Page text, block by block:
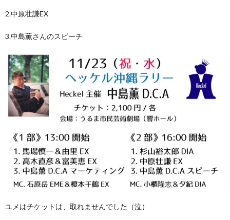
2.中原壮謙EX
3.中島薫さんのスピーチ
ユメはチケットは、取れませんでした（泣）